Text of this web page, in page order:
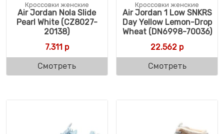
Кроссовки женские
Air Jordan Nola Slide
Pearl White (CZ8027-
20138)
7.311р
Смотреть
Кроссовки женские
Air Jordan 1 Low SNKRS
Day Yellow Lemon-Drop
Wheat (DN6998-70036)
22.562 р
Смотреть